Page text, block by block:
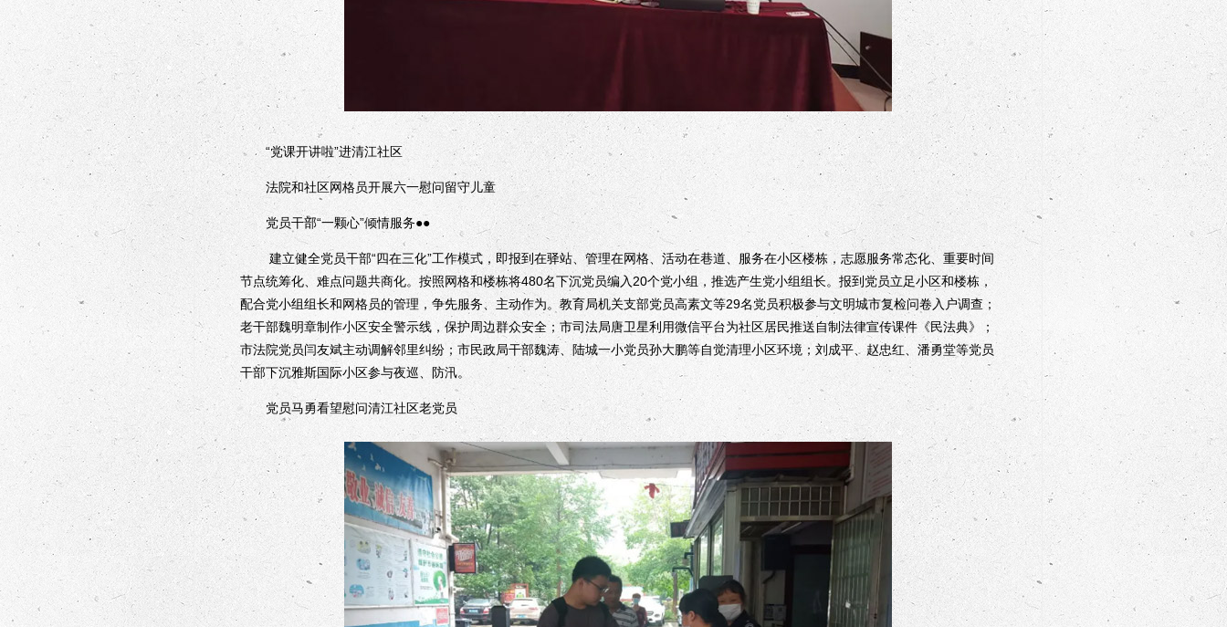
“党课开讲啦”进清江社区
法院和社区网格员开展六一慰问留守儿童
党员干部“一颗心”倾情服务●●
建立健全党员干部“四在三化”工作模式，即报到在驿站、管理在网格、活动在巷道、服务在小区楼栋，志愿服务常态化、重要时间
节点统筹化、难点问题共商化。按照网格和楼栋将480名下沉党员编入20个党小组，推选产生党小组组长。报到党员立足小区和楼栋，
配合党小组组长和网格员的管理，争先服务、主动作为。教育局机关支部党员高素文等29名党员积极参与文明城市复检问卷入户调查；
老干部魏明章制作小区安全警示线，保护周边群众安全；市司法局唐卫星利用微信平台为社区居民推送自制法律宣传课件《民法典》；
市法院党员闫友斌主动调解邻里纠纷；市民政局干部魏涛、陆城一小党员孙大鹏等自觉清理小区环境；刘成平、赵忠红、潘勇堂等党员
干部下沉雅斯国际小区参与夜巡、防汛。
党员马勇看望慰问清江社区老党员